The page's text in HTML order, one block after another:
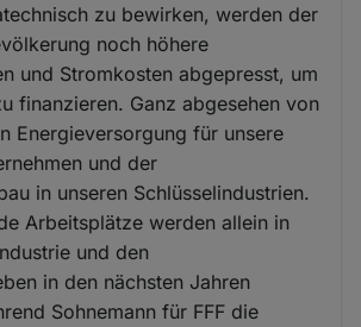
zu bewirken, werden der
noch höhere
und Stromkosten abgepresst, um
finanzieren. Ganz abgesehen von
Energieversorgung für unsere
und der
in unseren Schlüsselindustrien.
Arbeitsplätze werden allein in
und den
in den nächsten Jahren
Sohnemann für FFF die